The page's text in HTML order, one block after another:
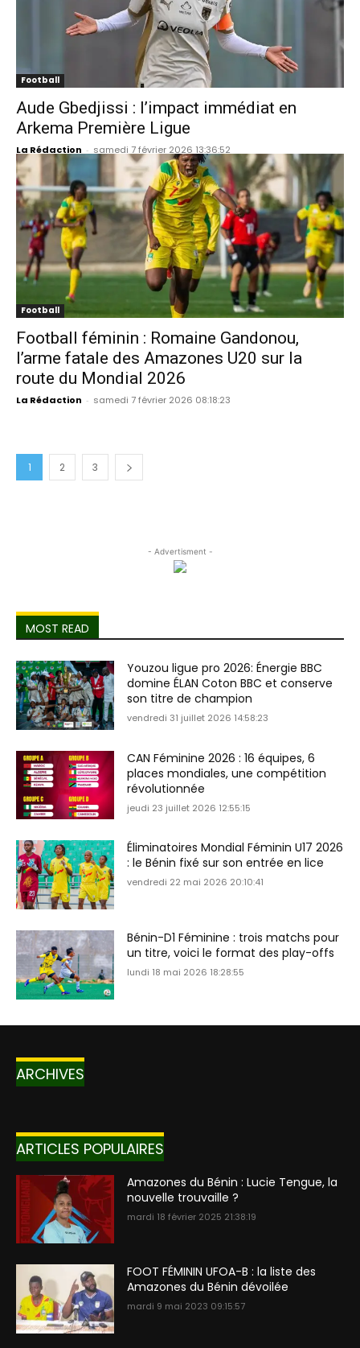
Football
Aude Gbedjissi : l’impact immédiat en
Arkema Première Ligue
La Rédaction - samedi 7 février 2026 13:36:52
Football
Football féminin : Romaine Gandonou,
l’arme fatale des Amazones U20 sur la
route du Mondial 2026
La Rédaction - samedi 7 février 2026 08:18:23
1 2 3
- Advertisment -
MOST READ
Youzou ligue pro 2026: Énergie BBC
domine ÉLAN Coton BBC et conserve
son titre de champion
vendredi 31 juillet 2026 14:58:23
CAN Féminine 2026 : 16 équipes, 6
places mondiales, une compétition
révolutionnée
jeudi 23 juillet 2026 12:55:15
Éliminatoires Mondial Féminin U17 2026
: le Bénin fixé sur son entrée en lice
vendredi 22 mai 2026 20:10:41
Bénin-D1 Féminine : trois matchs pour
un titre, voici le format des play-offs
lundi 18 mai 2026 18:28:55
ARCHIVES
ARTICLES POPULAIRES
Amazones du Bénin : Lucie Tengue, la
nouvelle trouvaille ?
mardi 18 février 2025 21:38:19
FOOT FÉMININ UFOA-B : la liste des
Amazones du Bénin dévoilée
mardi 9 mai 2023 09:15:57